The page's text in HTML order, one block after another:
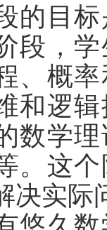
的目
段，
、概
和逻
数学
。这
决实际